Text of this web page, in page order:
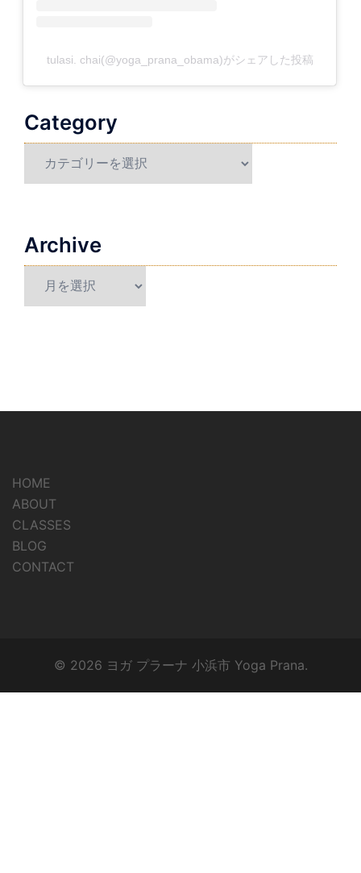
tulasi. chai(@yoga_prana_obama)がシェアした投稿
Category
Archive
HOME
ABOUT
CLASSES
BLOG
CONTACT
© 2026 ヨガ プラーナ 小浜市 Yoga Prana.